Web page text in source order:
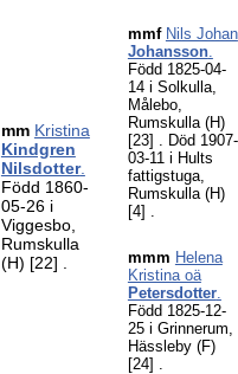
mm Kristina
Kindgren
Nilsdotter.
Född 1860-
05-26 i
Viggesbo,
Rumskulla
(H) [22]
mmf Nils Johan
Johansson.
Född 1825-04-
14 i Solkulla,
Målebo,
Rumskulla (H)
[23] . Död 1907-
03-11 i Hults
fattigstuga,
Rumskulla (H)
[4] .
mmm Helena
Kristina oä
Petersdotter.
Född 1825-12-
25 i Grinnerum,
Hässleby (F)
[24] .